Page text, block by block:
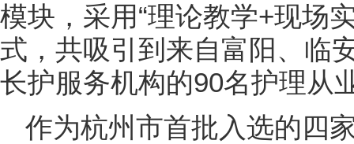
模块，采用“理论教学+现场
式，共吸引到来自富阳、临
长护服务机构的90名护理从
作为杭州市首批入选的四